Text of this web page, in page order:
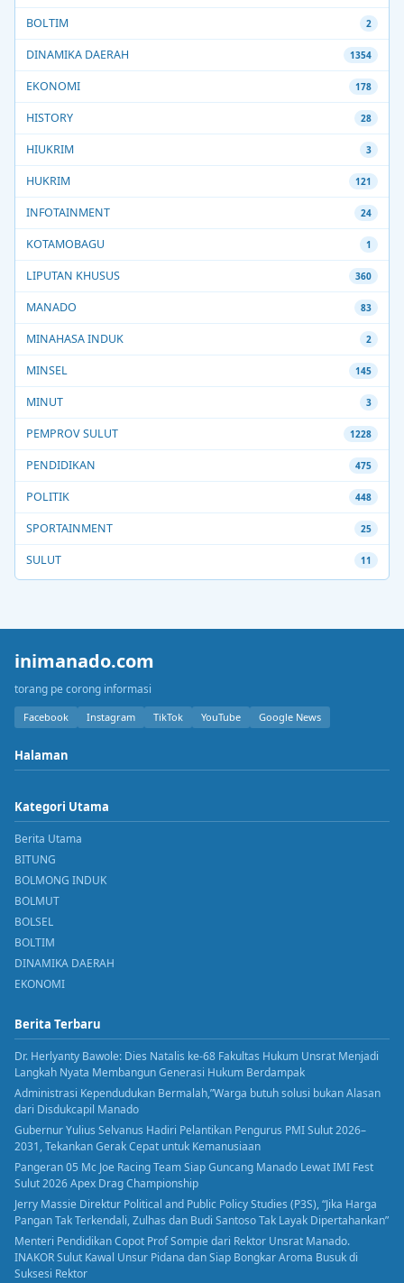
BOLTIM 2
DINAMIKA DAERAH 1354
EKONOMI 178
HISTORY 28
HIUKRIM 3
HUKRIM 121
INFOTAINMENT 24
KOTAMOBAGU 1
LIPUTAN KHUSUS 360
MANADO 83
MINAHASA INDUK 2
MINSEL 145
MINUT 3
PEMPROV SULUT 1228
PENDIDIKAN 475
POLITIK 448
SPORTAINMENT 25
SULUT 11
inimanado.com
torang pe corong informasi
Facebook Instagram TikTok YouTube Google News
Halaman
Kategori Utama
Berita Utama
BITUNG
BOLMONG INDUK
BOLMUT
BOLSEL
BOLTIM
DINAMIKA DAERAH
EKONOMI
Berita Terbaru
Dr. Herlyanty Bawole: Dies Natalis ke-68 Fakultas Hukum Unsrat Menjadi
Langkah Nyata Membangun Generasi Hukum Berdampak
Administrasi Kependudukan Bermalah,”Warga butuh solusi bukan Alasan
dari Disdukcapil Manado
Gubernur Yulius Selvanus Hadiri Pelantikan Pengurus PMI Sulut 2026–
2031, Tekankan Gerak Cepat untuk Kemanusiaan
Pangeran 05 Mc Joe Racing Team Siap Guncang Manado Lewat IMI Fest
Sulut 2026 Apex Drag Championship
Jerry Massie Direktur Political and Public Policy Studies (P3S), “Jika Harga
Pangan Tak Terkendali, Zulhas dan Budi Santoso Tak Layak Dipertahankan”
Menteri Pendidikan Copot Prof Sompie dari Rektor Unsrat Manado.
INAKOR Sulut Kawal Unsur Pidana dan Siap Bongkar Aroma Busuk di
Suksesi Rektor